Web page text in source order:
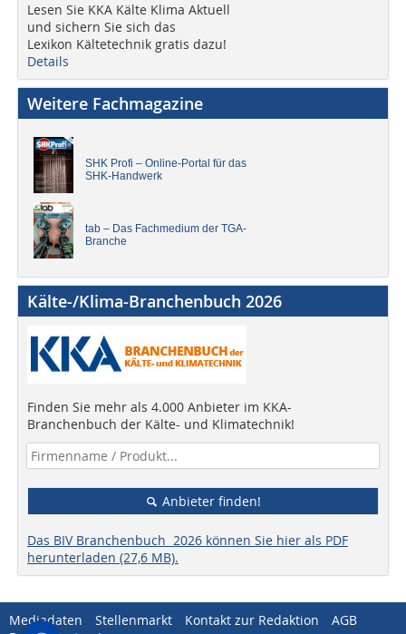
Lesen Sie KKA Kälte Klima Aktuell
und sichern Sie sich das
Lexikon Kältetechnik gratis dazu!
Details
Weitere Fachmagazine
SHK Profi – Online-Portal für das
SHK-Handwerk
tab – Das Fachmedium der TGA-
Branche
Kälte-/Klima-Branchenbuch 2026
Finden Sie mehr als 4.000 Anbieter im KKA-
Branchenbuch der Kälte- und Klimatechnik!
Anbieter finden!
Das BIV Branchenbuch 2026 können Sie hier als PDF
herunterladen (27,6 MB).
Mediadaten Stellenmarkt Kontakt zur Redaktion
AGB